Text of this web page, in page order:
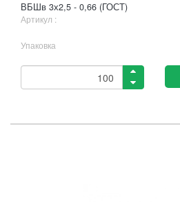
ВБШв 3х2,5 - 0,66 (ГОСТ)
Артикул :
Упаковка